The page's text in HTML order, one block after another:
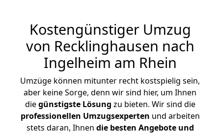
Kostengünstiger Umzug
von Recklinghausen nach
Ingelheim am Rhein
Umzüge können mitunter recht kostspielig sein,
aber keine Sorge, denn wir sind hier, um Ihnen
diegünstigste Lösung zu bieten. Wir sind die
professionellen Umzugsexperten und arbeiten
stets daran, Ihnen die besten Angebote und